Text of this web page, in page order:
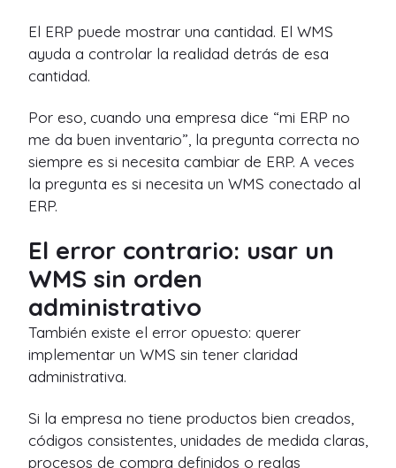
El ERP puede mostrar una cantidad. El WMS
ayuda a controlar la realidad detrás de esa
cantidad.
Por eso, cuando una empresa dice “mi ERP no
me da buen inventario”, la pregunta correcta no
siempre es si necesita cambiar de ERP. A veces
la pregunta es si necesita un WMS conectado al
ERP.
El error contrario: usar un
WMS sin orden
administrativo
También existe el error opuesto: querer
implementar un WMS sin tener claridad
administrativa.
Si la empresa no tiene productos bien creados,
códigos consistentes, unidades de medida claras,
procesos de compra definidos o reglas